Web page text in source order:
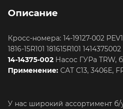
Описание
Кросс-номера: 14-19127-002 PEV1816-15R101 14-14323-002
14-14375-002 Насос ГУРа TRW,
Применение: CAT C13, 3406E,
У нас широкий ассортимент б/